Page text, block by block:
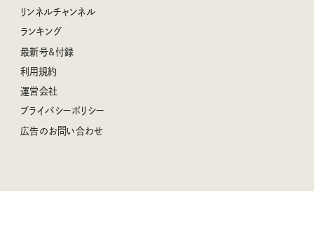
クラフトビール案内
リンネル 暮らしの道具大賞
ナチュラルメイクレッスン
喜ばれる贈り物手帖
空想喫茶トラノコクさんのあの店この店、喫茶訪問日記
圷みほさんのゆるっと週末キャンプ通信
豆柴・まもるくんの旅日記
柳沢小実さんのお散歩するようなゆるり旅
valoさんのかわいいもの探し
リンネル暮らし部
リンネルチャンネル
おぱんつ君のわくわく楽しい一週間占い
毎日が心地よくなるリンネルタロット
リンネルチャンネル
ランキング
最新号&付録
利用規約
運営会社
プライバシーポリシー
広告のお問い合わせ